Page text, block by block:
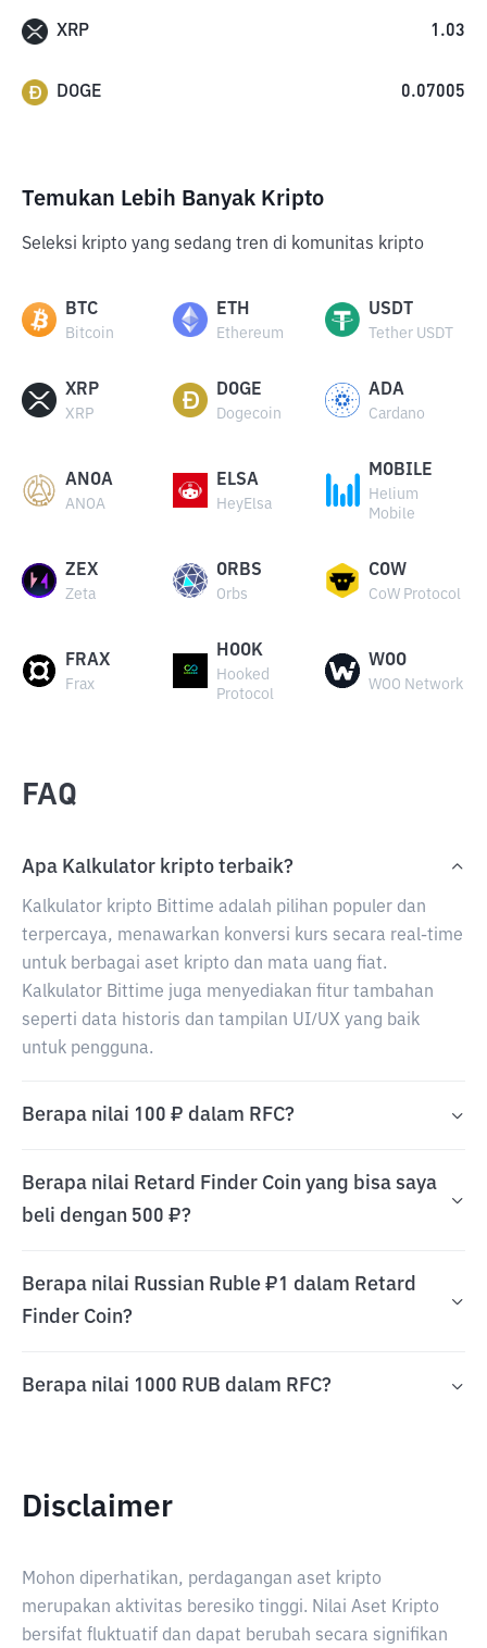
XRP 1.03
DOGE 0.07005
Temukan Lebih Banyak Kripto
Seleksi kripto yang sedang tren di komunitas kripto
BTC
Bitcoin
ETH
Ethereum
USDT
Tether USDT
XRP
XRP
DOGE
Dogecoin
ADA
Cardano
ANOA
ANOA
ELSA
HeyElsa
MOBILE
Helium
Mobile
ZEX
Zeta
ORBS
Orbs
COW
CoW Protocol
FRAX
Frax
HOOK
Hooked
Protocol
WOO
WOO Network
FAQ
Apa Kalkulator kripto terbaik?
Kalkulator kripto Bittime adalah pilihan populer dan
terpercaya, menawarkan konversi kurs secara real-time
untuk berbagai aset kripto dan mata uang fiat.
Kalkulator Bittime juga menyediakan fitur tambahan
seperti data historis dan tampilan UI/UX yang baik
untuk pengguna.
Berapa nilai 100 ₽ dalam RFC?
Berapa nilai Retard Finder Coin yang bisa saya
beli dengan 500 ₽?
Berapa nilai Russian Ruble ₽1 dalam Retard
Finder Coin?
Berapa nilai 1000 RUB dalam RFC?
Disclaimer
Mohon diperhatikan, perdagangan aset kripto
merupakan aktivitas beresiko tinggi. Nilai Aset Kripto
bersifat fluktuatif dan dapat berubah secara signifikan